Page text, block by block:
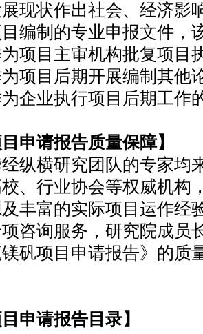
现状作出社会、经济影
编制的专业申报文件，
主审机构批复项目
后期开展编制其他论
业执行项目后期工作
目申请报告质量保障】
横研究团队的专家均
、行业协会等权威机构
丰富的实际项目运作经
咨询服务，研究院成员
矾项目申请报告》的质
申请报告目录】